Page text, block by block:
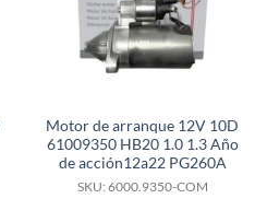
Motor de arranque 12V 10D
61009350 HB20 1.0 1.3 Año
de acción12a22 PG260A
SKU: 6000.9350-COM